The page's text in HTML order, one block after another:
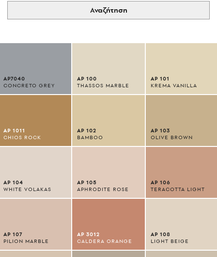
Αναζήτηση
AP7040
CONCRETO GREY
AP 100
THASSOS MARBLE
AP 101
KREMA VANILLA
AP 1011
CHIOS ROCK
AP 102
BAMBOO
AP 103
OLIVE BROWN
AP 104
WHITE VOLAKAS
AP 105
APHRODITE ROSE
AP 106
TERACOTTA LIGHT
AP 107
PILION MARBLE
AP 3012
CALDERA ORANGE
AP 108
LIGHT BEIGE